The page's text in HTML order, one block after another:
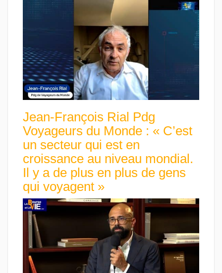
Jean-François Rial Pdg
Voyageurs du Monde : « C’est
un secteur qui est en
croissance au niveau mondial.
Il y a de plus en plus de gens
qui voyagent »